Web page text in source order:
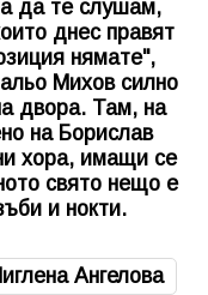
да те слушам,
днес правят
нямате",
Михов силно
двора. Там, на
на Борислав
хора, имащи се
свято нещо е
и нокти.
Ангелова